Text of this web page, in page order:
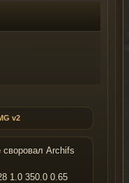
v2
своровал Archifs
1.0 350.0 0.65